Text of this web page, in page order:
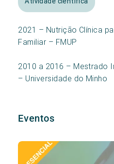
2021 – Nutrição Clínica
Familiar – FMUP
2010 a 2016 – Mestrado
– Universidade do Minho
Eventos